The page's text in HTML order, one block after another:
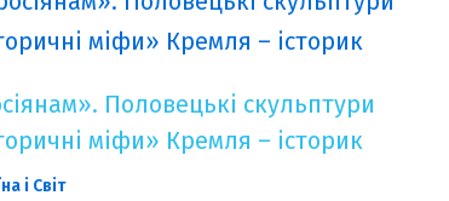
Половецькі скульптури
міфи» Кремля – історик
і Світ